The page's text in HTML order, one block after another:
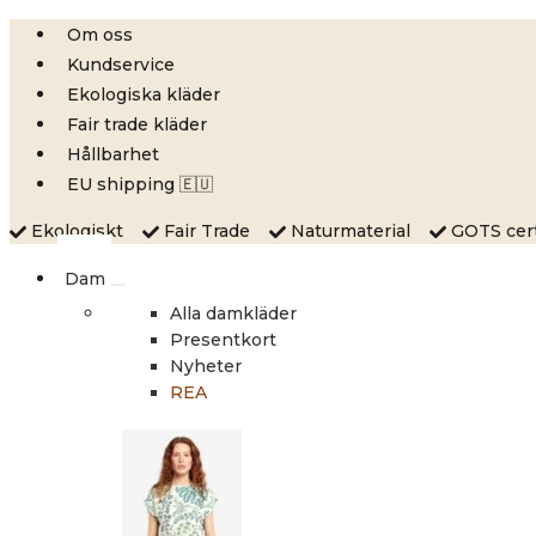
Skip
content
Om oss
Kundservice
Ekologiska kläder
Fair trade kläder
Hållbarhet
EU shipping 🇪🇺
Ekologiskt Fair Trade Naturmaterial GOTS
Dam
Alla damkläder
Presentkort
Nyheter
REA